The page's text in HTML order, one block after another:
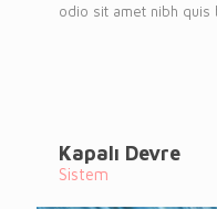
odio sit amet nibh quis
Kapalı Devre
Sistem